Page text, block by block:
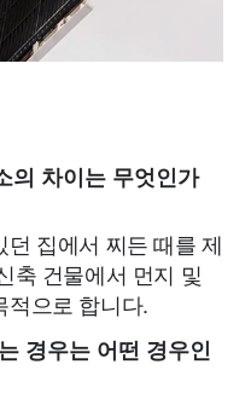
의 차이는 무엇인가
집에서 찌든 때를 제
축 건물에서 먼지 및
적으로 합니다.
경우는 어떤 경우인